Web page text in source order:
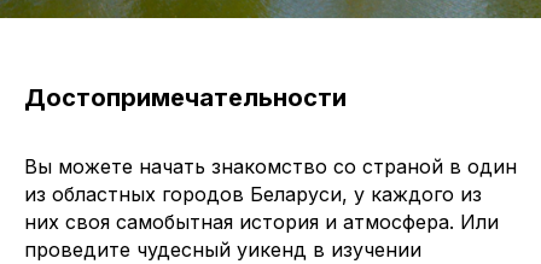
Достопримечательности
Вы можете начать знакомство со страной в один
из областных городов Беларуси, у каждого из
них своя самобытная история и атмосфера. Или
проведите чудесный уикенд в изучении